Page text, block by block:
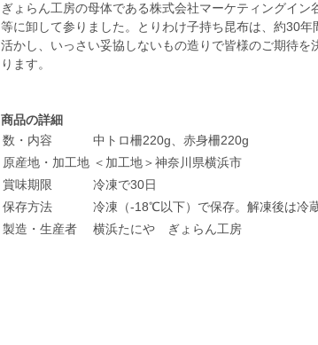
ぎょらん工房の母体である株式会社マーケティングイ
等に卸して参りました。とりわけ子持ち昆布は、約30
活かし、いっさい妥協しないもの造りで皆様のご期待
ります。
商品の詳細
数・内容
中トロ柵220g、赤身柵220g
原産地・加工地 ＜加工地＞神奈川県横浜市
賞味期限
冷凍で30日
保存方法
冷凍（-18℃以下）で保存。解凍後は冷
製造・生産者
横浜たにや ぎょらん工房